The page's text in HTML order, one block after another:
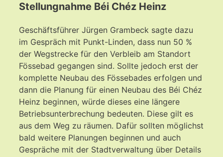
Stellungnahme Béi Chéz Heinz
Geschäftsführer Jürgen Grambeck sagte dazu
im Gespräch mit Punkt-Linden, dass nun 50 %
der Wegstrecke für den Verbleib am Standort
Fössebad gegangen sind. Sollte jedoch erst der
komplette Neubau des Fössebades erfolgen und
dann die Planung für einen Neubau des Béi Chéz
Heinz beginnen, würde dieses eine längere
Betriebsunterbrechung bedeuten. Diese gilt es
aus dem Weg zu räumen. Dafür sollten möglichst
bald weitere Planungen beginnen und auch
Gespräche mit der Stadtverwaltung über Details